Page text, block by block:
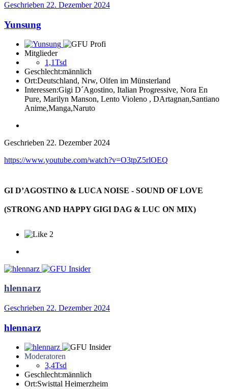
Geschrieben 22. Dezember 2024
Yunsung
Mitglieder
1,1Tsd
Geschlecht:männlich
Ort:Deutschland, Nrw, Olfen im Münsterland
Interessen:Gigi D´Agostino, Italian Progressive, Nora En
Pure, Marilyn Manson, Lento Violeno , DArtagnan,Santiano
Anime,Manga,Naruto
Geschrieben 22. Dezember 2024
https://www.youtube.com/watch?v=O3tpZ5rlOEQ
GI D’AGOSTINO & LUCA NOISE - SOUND OF LOVE
(STRONG AND HAPPY GIGI DAG & LUC ON MIX)
2
hlennarz
Geschrieben 22. Dezember 2024
hlennarz
Moderatoren
3,4Tsd
Geschlecht:männlich
Ort:Swisttal Heimerzheim